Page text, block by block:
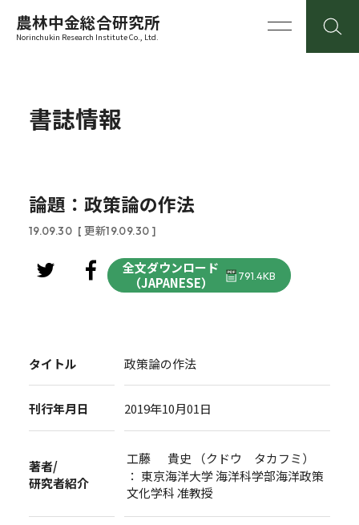
農林中金総合研究所
Norinchukin Research Institute Co., Ltd.
書誌情報
論題：政策論の作法
19.09.30 [ 更新19.09.30 ]
全文ダウンロード
（JAPANESE）
791.4KB
タイトル 政策論の作法
刊行年月日 2019年10月01日
著者/
研究者紹介
工藤 貴史 （クドウ タカフミ）
： 東京海洋大学 海洋科学部海洋政策
文化学科 准教授